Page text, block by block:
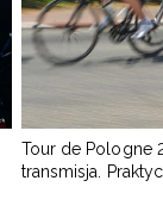
Tour de Pologne
transmisja.